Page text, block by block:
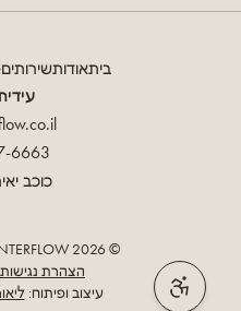
ביתאודותשירותים
6663
כוכב
©
2026 INTERFLOW - כל הזכויות שמורות
הצהרת נגישות
עיצוב ופיתוח: